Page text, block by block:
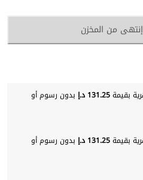
إنتهى من المخزن
131.25 د.إ بدون رسوم أو
131.25 د.إ بدون رسوم أو